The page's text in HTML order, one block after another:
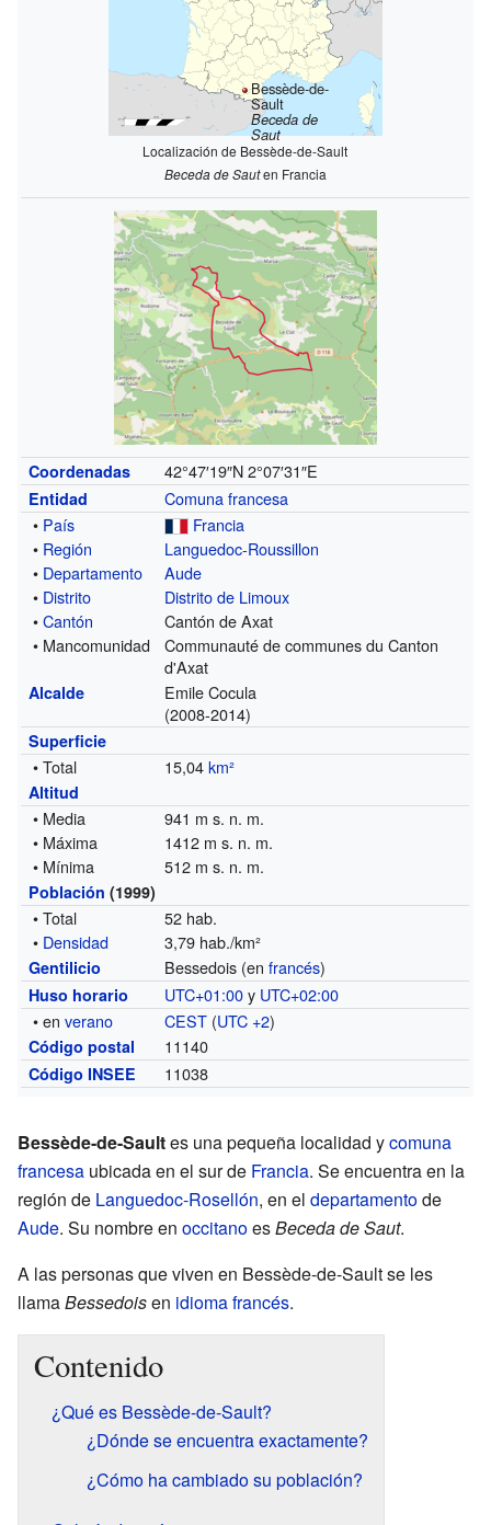
Bessède-de-
Sault
Beceda de
Saut
Localización de Bessède-de-Sault
Beceda de Sauten Francia
Coordenadas 42°47′19″N 2°07′31″E
Entidad
Comuna francesa
• País
Francia
• Región
Languedoc-Roussillon
• Departamento
Aude
• Distrito
Distrito de Limoux
•Cantón
Cantón de Axat
• Mancomunidad
Communauté de communes du Canton
d'Axat
Alcalde
Emile Cocula
(2008-2014)
Superficie
• Total 15,04km²
Altitud
• Media
941 m s. n. m.
• Máxima
1412 m s. n. m.
• Mínima
512 m s. n. m.
Población (1999)
• Total
52 hab.
• Densidad 3,79 hab./km²
Gentilicio Bessedois (enfrancés)
Huso horario UTC+01:00y UTC+02:00
• enverano CEST (UTC +2)
Código postal 11140
Código INSEE 11038
Bessède-de-Saultes una pequeña localidad ycomuna
francesa ubicada en el sur de Francia. Se encuentra en la
región de Languedoc-Rosellón, en el departamentode
Aude. Su nombre en occitanoesBeceda de Saut.
A las personas que viven en Bessède-de-Sault se les
llamaBessedoisen idioma francés.
Contenido
¿Qué es Bessède-de-Sault?
¿Dónde se encuentra exactamente?
¿Cómo ha cambiado su población?